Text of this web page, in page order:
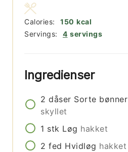
Servings: 4 servings
Calories: 150 kcal
Ingredienser
2 dåser Sorte bønner
skyllet
1 stk Løg hakket
2 fed Hvidløg hakket